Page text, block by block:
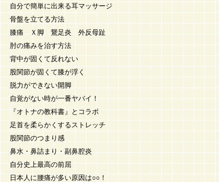
自分で簡単に出来る耳マッサージ
骨盤を立てる方法
膝痛 Ｘ脚 鵞足炎 外反母趾
肘の痛みを治す方法
背中が固くて反れない
股関節が固くて膝が浮く
脱力ができない開脚
自覚がない時が一番ヤバイ！
『オトナの教科書』とコラボ
足首を柔らかくするストレッチ
股関節のつまり感
鼻水・鼻詰まり・副鼻腔炎
自分史上最高の前屈
日本人に腰痛が多い原因は○○！